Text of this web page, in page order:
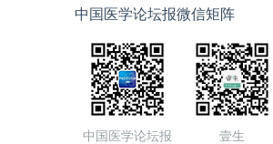
中国医学论坛报微信矩阵
中国医学论坛报 壹生